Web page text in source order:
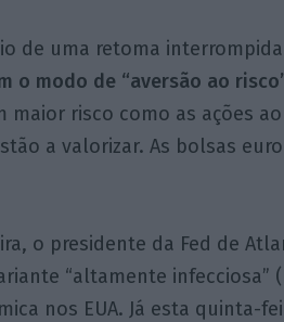
de uma retoma
o modo de “aversão ao
maior risco como as ações
a valorizar. As bolsas
o presidente da Fed de
“altamente infecciosa”
nos EUA. Já esta quinta-